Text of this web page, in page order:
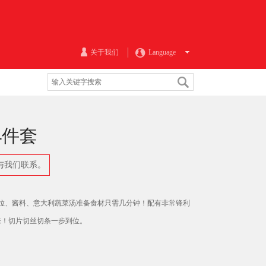
关于我们 Language
套
们联系。
、酱料、意大利蔬菜汤准备食材只需几分钟！配有非常锋利
切片切丝切条一步到位。